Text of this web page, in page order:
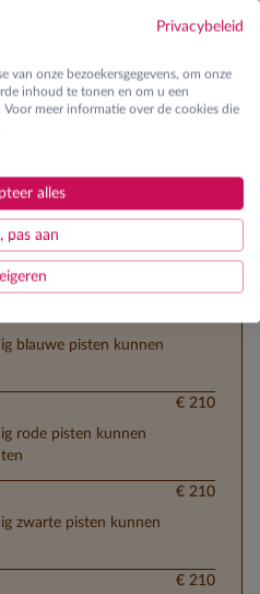
Privacybeleid
van onze bezoekersgegevens, om onze
inhoud te tonen en om u een
meer informatie over de cookies die
alles
pas aan
blauwe pisten kunnen
rode pisten kunnen
€ 210
zwarte pisten kunnen
€ 210
€ 210